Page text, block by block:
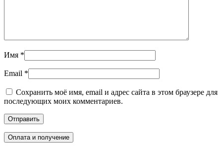
Имя *
Email *
Сохранить моё имя, email и адрес сайта в этом браузере для
последующих моих комментариев.
Оплата и получение